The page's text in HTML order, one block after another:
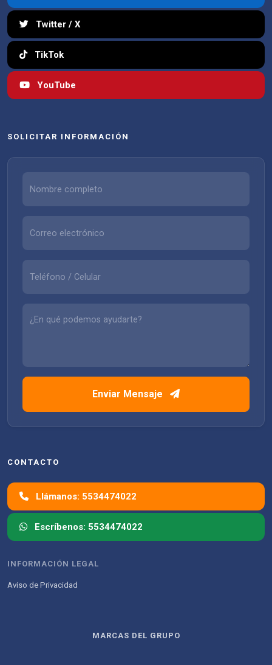
Twitter / X
TikTok
YouTube
SOLICITAR INFORMACIÓN
Enviar Mensaje
CONTACTO
Llámanos: 5534474022
Escríbenos: 5534474022
INFORMACIÓN LEGAL
Aviso de Privacidad
MARCAS DEL GRUPO